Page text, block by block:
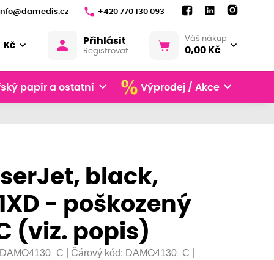
+420 770 130 093
Kč Přihlásit
Registrovat
Váš nákup
0,00 Kč
papír a ostatní Výprodej / Akce
black,
- poškozený
(viz. popis)
DAMO4130_C Čárový kód: DAMO4130_C